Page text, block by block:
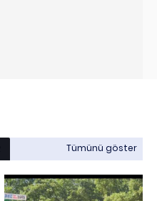
Tümünü göster